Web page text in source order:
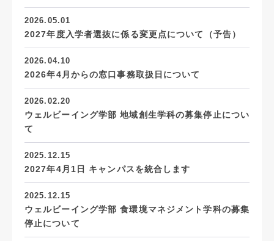
2026.05.01
2027年度入学者選抜に係る変更点について（予告）
2026.04.10
2026年4月からの窓口事務取扱日について
2026.02.20
ウェルビーイング学部 地域創生学科の募集停止につい
て
2025.12.15
2027年4月1日 キャンパスを統合します
2025.12.15
ウェルビーイング学部 食環境マネジメント学科の募集
停止について